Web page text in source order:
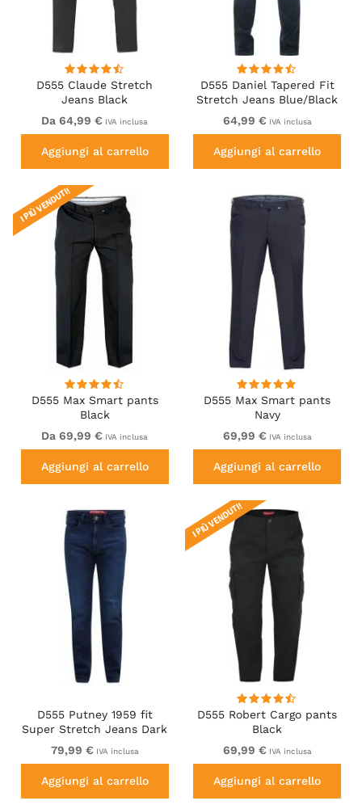
D555 Claude Stretch
Jeans Black
Da 64,99 € IVA inclusa
Aggiungi al carrello
D555 Daniel Tapered Fit
Stretch Jeans Blue/Black
Wash
64,99 € IVA inclusa
Aggiungi al carrello
D555 Max Smart pants
Black
I PIÙ VENDUTI!
Da 69,99 € IVA inclusa
Aggiungi al carrello
D555 Max Smart pants
Navy
69,99 € IVA inclusa
Aggiungi al carrello
D555 Putney 1959 fit
Super Stretch Jeans Dark
Wash
79,99 € IVA inclusa
Aggiungi al carrello
D555 Robert Cargo pants
Black
I PIÙ VENDUTI!
69,99 € IVA inclusa
Aggiungi al carrello